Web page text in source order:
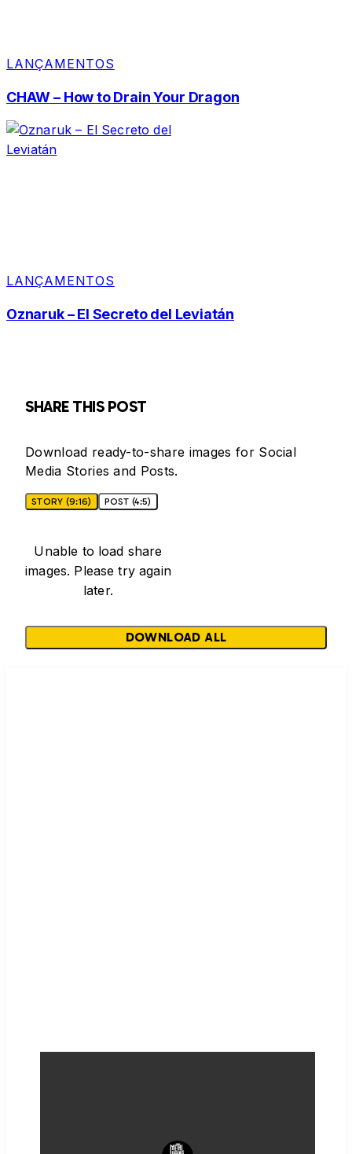
LANÇAMENTOS
CHAW – How to Drain Your Dragon
LANÇAMENTOS
Oznaruk – El Secreto del Leviatán
SHARE THIS POST
Download ready-to-share images for Social
Media Stories and Posts.
STORY (9:16) POST (4:5)
Unable to load share
images. Please try again
later.
DOWNLOAD ALL